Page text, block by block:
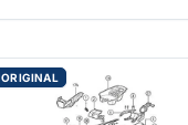
ORIGINAL